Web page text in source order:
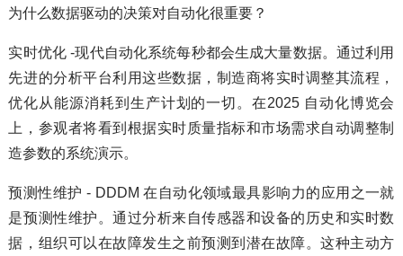
为什么数据驱动的决策对自动化很重要？
实时优化 -现代自动化系统每秒都会生成大量数据。通过利用
先进的分析平台利用这些数据，制造商将实时调整其流程，
优化从能源消耗到生产计划的一切。在2025 自动化博览会
上，参观者将看到根据实时质量指标和市场需求自动调整制
造参数的系统演示。
预测性维护 - DDDM 在自动化领域最具影响力的应用之一就
是预测性维护。通过分析来自传感器和设备的历史和实时数
据，组织可以在故障发生之前预测到潜在故障。这种主动方